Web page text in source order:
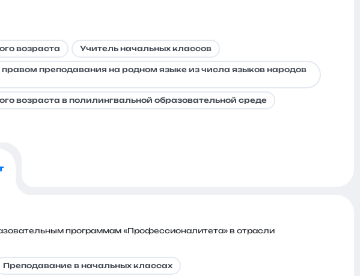
возраста Учитель начальных классов
преподавания на родном языке из числа языков народов
возраста в полилингвальной образовательной среде
программам «Профессионалитета» в отрасли
Преподавание в начальных классах